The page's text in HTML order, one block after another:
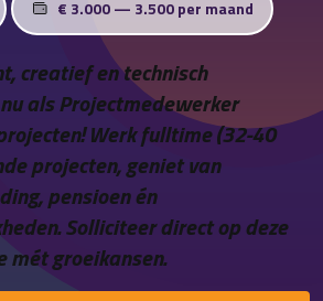
Contact
€ 3.000 — 3.500 per maand
creatief en technisch
als Projectmedewerker
Werk fulltime (32-40
projecten, geniet van
pensioen én
Solliciteer direct op deze
mét groeikansen.